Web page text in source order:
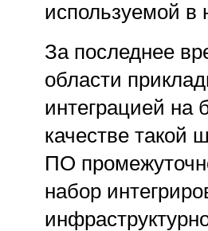
используемой в
За последнее
области
интеграцией на
качестве такой
ПО
набор